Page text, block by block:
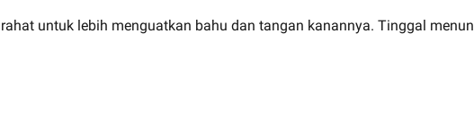
untuk lebih menguatkan bahu dan tangan kanannya. Tinggal